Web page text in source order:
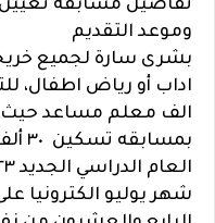
وموعد التقديم
بشرى سارة لجميع خريجة
الف معلم مساعد حيث
شهر يوليو الكترونيا